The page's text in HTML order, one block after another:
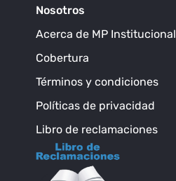
Nosotros
Acerca de MP Institucional
Cobertura
Términos y condiciones
Políticas de privacidad
Libro de reclamaciones